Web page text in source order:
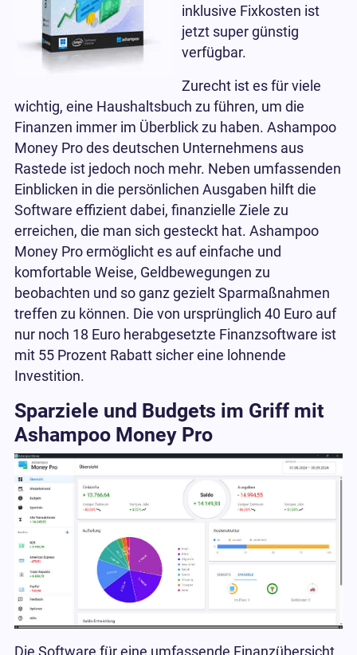
inklusive Fixkosten ist
jetzt super günstig
verfügbar.
Zurecht ist es für viele
wichtig, eine Haushaltsbuch zu führen, um die
Finanzen immer im Überblick zu haben. Ashampoo
Money Pro des deutschen Unternehmens aus
Rastede ist jedoch noch mehr. Neben umfassenden
Einblicken in die persönlichen Ausgaben hilft die
Software effizient dabei, finanzielle Ziele zu
erreichen, die man sich gesteckt hat. Ashampoo
Money Pro ermöglicht es auf einfache und
komfortable Weise, Geldbewegungen zu
beobachten und so ganz gezielt Sparmaßnahmen
treffen zu können. Die von ursprünglich 40 Euro auf
nur noch 18 Euro herabgesetzte Finanzsoftware ist
mit 55 Prozent Rabatt sicher eine lohnende
Investition.
Sparziele und Budgets im Griff mit
Ashampoo Money Pro
Die Software für eine umfassende Finanzübersicht